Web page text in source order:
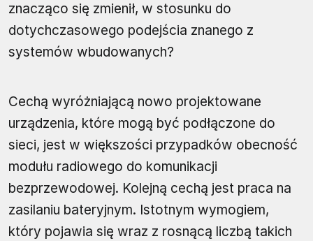
znacząco się zmienił, w stosunku do
dotychczasowego podejścia znanego z
systemów wbudowanych?
Cechą wyróżniającą nowo projektowane
urządzenia, które mogą być podłączone do
sieci, jest w większości przypadków obecność
modułu radiowego do komunikacji
bezprzewodowej. Kolejną cechą jest praca na
zasilaniu bateryjnym. Istotnym wymogiem,
który pojawia się wraz z rosnącą liczbą takich